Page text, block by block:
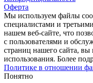
Оферта
Мы используем файлы
специалистами и
нашем веб-сайте, что
с пользователями и
страниц нашего сайта, вы
использования. Более
Политике в отношении
Понятно